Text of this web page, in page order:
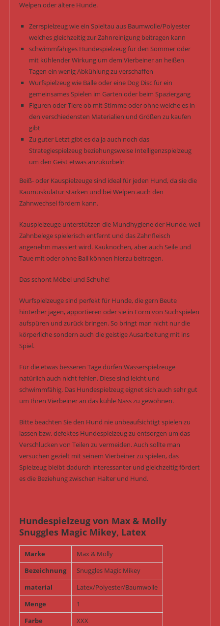
Welpen oder ältere Hunde.
Zerrspielzeug wie ein Spieltau aus Baumwolle/Polyester
welches gleichzeitig zur Zahnreinigung beitragen kann
schwimmfähiges Hundespielzeug für den Sommer oder
mit kühlender Wirkung um dem Vierbeiner an heißen
Tagen ein wenig Abkühlung zu verschaffen
Wurfspielzeug wie Bälle oder eine Dog Disc für ein
gemeinsames Spielen im Garten oder beim Spaziergang
Figuren oder Tiere ob mit Stimme oder ohne welche es in
den verschiedensten Materialien und Größen zu kaufen
gibt
Zu guter Letzt gibt es da ja auch noch das
Strategiespielzeug beziehungsweise Intelligenzspielzeug
um den Geist etwas anzukurbeln
Beiß- oder Kauspielzeuge sind ideal für jeden Hund, da sie die
Kaumuskulatur stärken und bei Welpen auch den
Zahnwechsel fördern kann.
Kauspielzeuge unterstützen die Mundhygiene der Hunde, weil
Zahnbelege spielerisch entfernt und das Zahnfleisch
angenehm massiert wird. Kauknochen, aber auch Seile und
Taue mit oder ohne Ball können hierzu beitragen.
Das schont Möbel und Schuhe!
Wurfspielzeuge sind perfekt für Hunde, die gern Beute
hinterher jagen, apportieren oder sie in Form von Suchspielen
aufspüren und zurück bringen. So bringt man nicht nur die
körperliche sondern auch die geistige Ausarbeitung mit ins
Spiel.
Für die etwas besseren Tage dürfen Wasserspielzeuge
natürlich auch nicht fehlen. Diese sind leicht und
schwimmfähig. Das Hundespielzeug eignet sich auch sehr gut
um Ihren Vierbeiner an das kühle Nass zu gewöhnen.
Bitte beachten Sie den Hund nie unbeaufsichtigt spielen zu
lassen bzw. defektes Hundespielzeug zu entsorgen um das
Verschlucken von Teilen zu vermeiden. Auch sollte man
versuchen gezielt mit seinem Vierbeiner zu spielen, das
Spielzeug bleibt dadurch interessanter und gleichzeitig fördert
es die Beziehung zwischen Halter und Hund.
Hundespielzeug von Max & Molly
Snuggles Magic Mikey, Latex
Marke
Max & Molly
Bezeichnung
Snuggles Magic Mikey
material
Latex/Polyester/Baumwolle
Menge
1
Farbe
XXX